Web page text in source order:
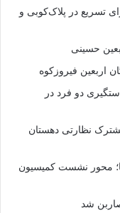
تسریع در پلاک‌کوبی و
حسینی
اربعین فیروزکوه
دو فرد در
نظارتی دهستان
محور نشست کمیسیون
شد